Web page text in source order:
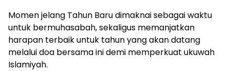
Momen jelang Tahun Baru dimaknai sebagai waktu
untuk bermuhasabah, sekaligus memanjatkan
harapan terbaik untuk tahun yang akan datang
melalui doa bersama ini demi memperkuat ukuwah
Islamiyah.